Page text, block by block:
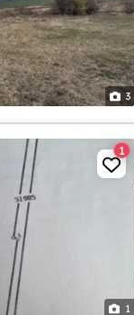
3
1
1